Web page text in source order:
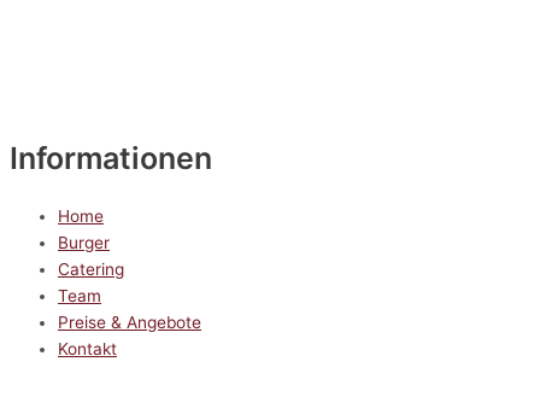
Informationen
Home
Burger
Catering
Team
Preise & Angebote
Kontakt